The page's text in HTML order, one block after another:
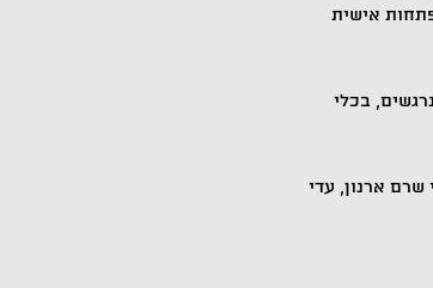
אישית
בכלי
שרם ארנון, עדי